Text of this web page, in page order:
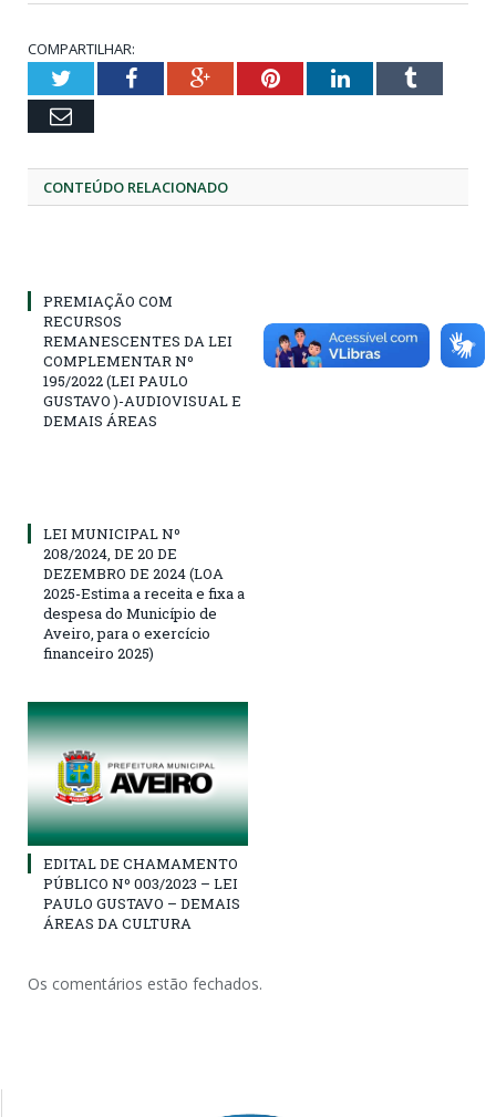
COMPARTILHAR:
TwitterFacebookGoogle+PinterestLinkedInTumblr
Email
CONTEÚDO RELACIONADO
PREMIAÇÃO COM
RECURSOS
REMANESCENTES DA LEI
COMPLEMENTAR Nº
195/2022 (LEI PAULO
GUSTAVO )-AUDIOVISUAL E
DEMAIS ÁREAS
LEI MUNICIPAL Nº
208/2024, DE 20 DE
DEZEMBRO DE 2024 (LOA
2025-Estima a receita e fixa a
despesa do Município de
Aveiro, para o exercício
financeiro 2025)
EDITAL DE CHAMAMENTO
PÚBLICO Nº 003/2023 – LEI
PAULO GUSTAVO – DEMAIS
ÁREAS DA CULTURA
Os comentários estão fechados.